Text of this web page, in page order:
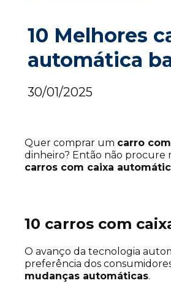
10 Melhores
automática
30/01/2025
Quer comprar um carro
dinheiro? Então não procure
carros com caixa
10 carros com
O avanço da tecnologia
preferência dos
mudanças automáticas.